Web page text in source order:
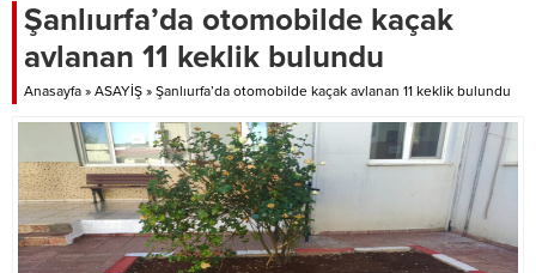
Şanlıurfa’da otomobilde kaçak
avlanan 11 keklik bulundu
Anasayfa » ASAYİŞ » Şanlıurfa’da otomobilde kaçak avlanan 11 keklik bulundu